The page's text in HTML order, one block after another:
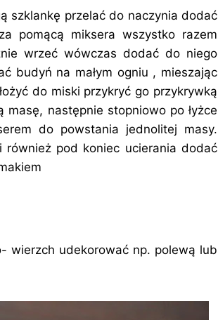
szklankę przelać do naczynia dodać
pomącą miksera wszystko razem
wrzeć wówczas dodać do niego
budyń na małym ogniu , mieszając
do miski przykryć go przykrywką
następnie stopniowo po łyżce
do powstania jednolitej masy.
pod koniec ucierania dodać
wierzch udekorować np. polewą lub